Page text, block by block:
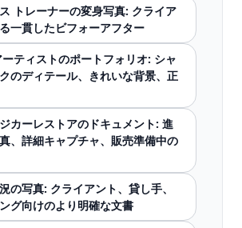
トレーナーの変身写真: クライア
一貫したビフォーアフター
ティストのポートフォリオ: シャ
のディテール、きれいな背景、正
カーレストアのドキュメント: 進
、詳細キャプチャ、販売準備中の
の写真: クライアント、貸し手、
グ向けのより明確な文書